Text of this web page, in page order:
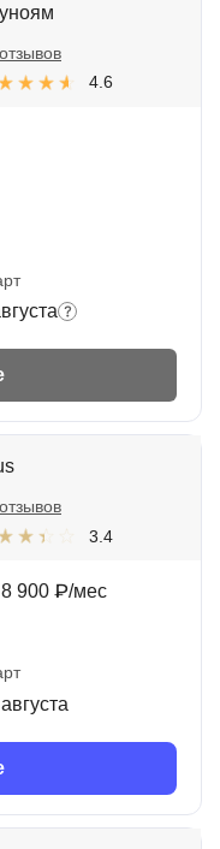
4.6
3.4
8 900 ₽/мес